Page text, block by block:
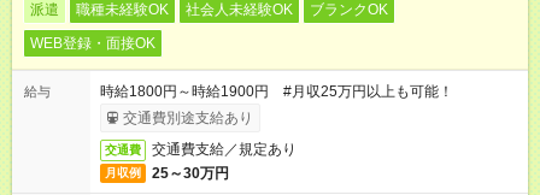
派遣 職種未経験OK 社会人未経験OK
ブランクOK
WEB登録・面接OK
給与
時給1800円～時給1900円 #月収25万円以上も可能！
交通費別途支給あり
交通費 交通費支給／規定あり
月収例 25～30万円